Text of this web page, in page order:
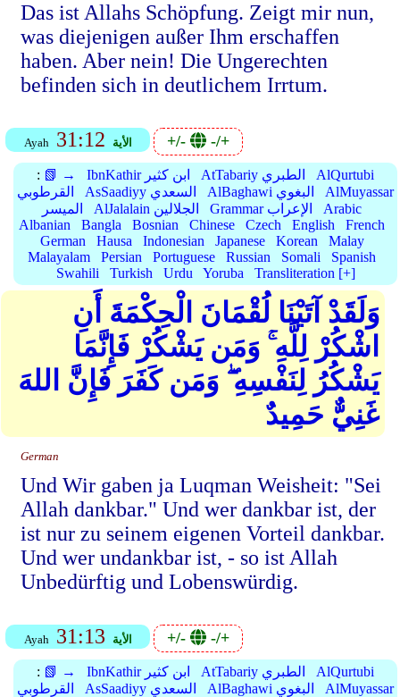
Das ist Allahs Schöpfung. Zeigt mir nun,
was diejenigen außer Ihm erschaffen
haben. Aber nein! Die Ungerechten
befinden sich in deutlichem Irrtum.
Ayah 31:12 الأية +/- -/+
: 📗 → IbnKathir ابن كثير AtTabariy الطبري
AlQurtubi
القرطوبي
AsSaadiyy السعدي AlBaghawi البغوي
AlMuyassar
الميسر
AlJalalain الجلالين Grammar الإعراب
Arabic
Albanian
Bangla Bosnian Chinese Czech English
French
German
Hausa Indonesian Japanese Korean
Malay
Malayalam
Persian Portuguese Russian Somali
Spanish
Swahili
Turkish Urdu Yoruba Transliteration [+]
وَلَقَدْ آتَيْنَا لُقْمَانَ الْحِكْمَةَ أَنِ
اشْكُرْ لِلَّهِ ۚ وَمَن يَشْكُرْ فَإِنَّمَا
يَشْكُرُ لِنَفْسِهِ ۖ وَمَن كَفَرَ فَإِنَّ اللهَ
غَنِيٌّ حَمِيدٌ
German
Und Wir gaben ja Luqman Weisheit: "Sei
Allah dankbar." Und wer dankbar ist, der
ist nur zu seinem eigenen Vorteil dankbar.
Und wer undankbar ist, - so ist Allah
Unbedürftig und Lobenswürdig.
Ayah 31:13 الأية +/- -/+
: 📗 → IbnKathir ابن كثير AtTabariy الطبري
AlQurtubi
القرطوبي
AsSaadiyy السعدي AlBaghawi البغوي
AlMuyassar